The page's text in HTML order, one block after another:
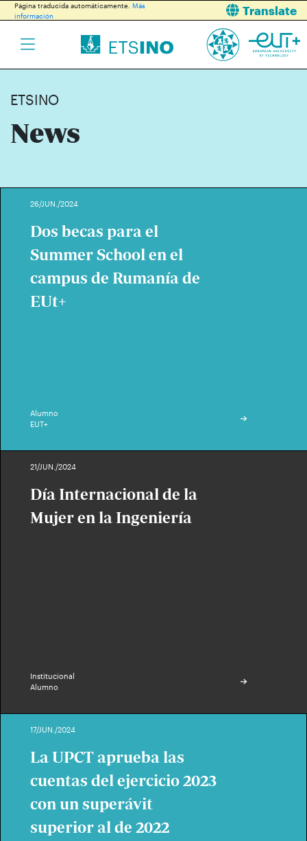
Página traducida automáticamente. Más
información
Translate
ETSINO
News
26/JUN./2024
Dos becas para el
Summer School en el
campus de Rumanía de
EUt+
Alumno
EUT+
21/JUN./2024
Día Internacional de la
Mujer en la Ingeniería
Institucional
Alumno
17/JUN./2024
La UPCT aprueba las
cuentas del ejercicio 2023
con un superávit
superior al de 2022